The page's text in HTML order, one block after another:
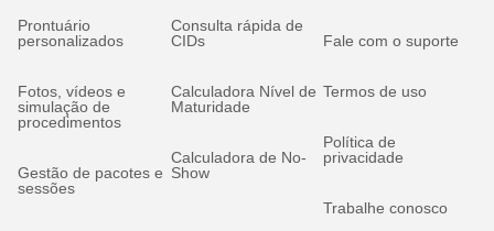
Prontuário
personalizados
Fotos, vídeos e
simulação de
procedimentos
Gestão de pacotes e
sessões
Consulta rápida de
CIDs
Calculadora Nível de
Maturidade
Calculadora de No-
Show
Fale com o suporte
Termos de uso
Política de
privacidade
Trabalhe conosco